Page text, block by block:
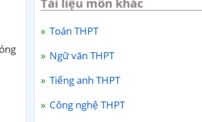
Tài liệu môn khác
Toán THPT
Ngữ văn THPT
Tiếng anh THPT
Công nghệ THPT